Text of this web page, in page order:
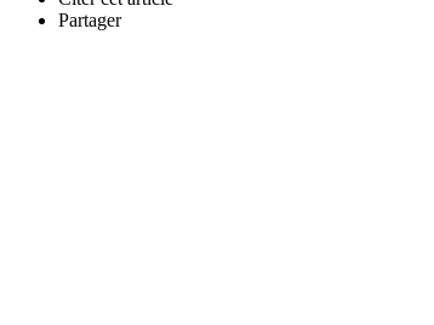
Partager